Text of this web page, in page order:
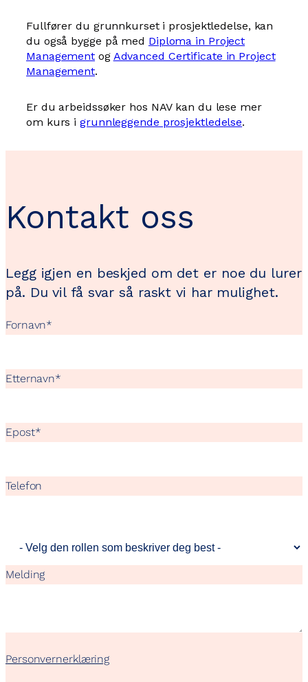
Fullfører du grunnkurset i prosjektledelse, kan
du også bygge på med Diploma in Project
Management og Advanced Certificate in Project
Management.
Er du arbeidssøker hos NAV kan du lese mer
om kurs igrunnleggende prosjektledelse.
Kontakt oss
Legg igjen en beskjed om det er noe du lurer
på. Du vil få svar så raskt vi har mulighet.
Fornavn*
Etternavn*
Epost*
Telefon
Melding
Personvernerklæring